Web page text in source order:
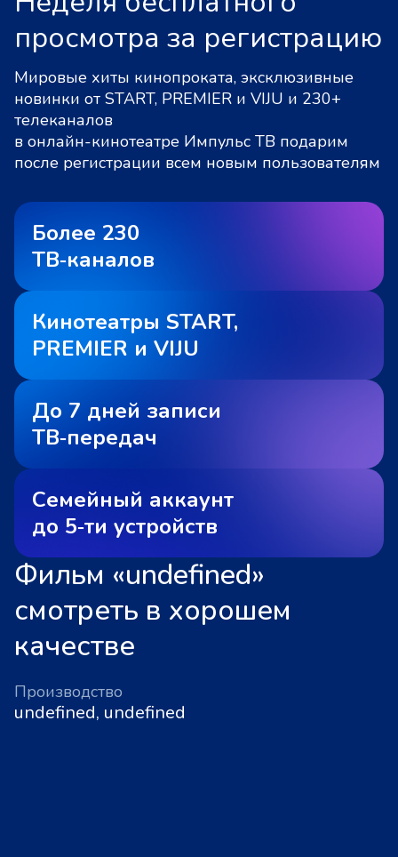
просмотра за регистрацию
Мировые хиты кинопроката, эксклюзивные
новинки от START, PREMIER и VIJU и 230+
телеканалов
в онлайн-кинотеатре Импульс ТВ подарим
после регистрации всем новым пользователям
Более 230
ТВ‑каналов
Кинотеатры START,
PREMIER и VIJU
До 7 дней записи
ТВ‑передач
Семейный аккаунт
до 5‑ти устройств
Фильм «undefined»
смотреть в хорошем
качестве
Производство
undefined, undefined